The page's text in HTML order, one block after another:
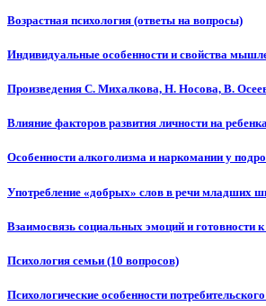
Возрастная психология (ответы на вопросы)
Индивидуальные особенности и свойства
Произведения С. Михалкова, Н. Носова, В.
Влияние факторов развития личности на
Особенности алкоголизма и наркомании у
Употребление «добрых» слов в речи младших
Взаимосвязь социальных эмоций и
Психология семьи (10 вопросов)
Психологические особенности